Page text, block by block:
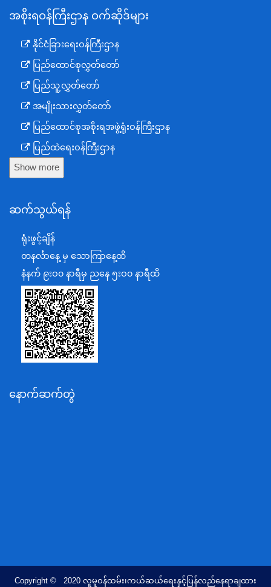
အစိုးရဝန်ကြီးဌာန ဝက်ဆိုဒ်များ
နိုင်ငံခြားရေးဝန်ကြီးဌာန
ပြည်ထောင်စုလွှတ်တော်
ပြည်သူ့လွှတ်တော်
အမျိုးသားလွှတ်တော်
ပြည်ထောင်စုအစိုးရအဖွဲ့ရုံးဝန်ကြီးဌာန
ပြည်ထဲရေးဝန်ကြီးဌာန
ကာကွယ်ရေးဝန်ကြီးဌာန
စီမံကိန်း၊ဘဏ္ဍာရေးနှင့်စက်မှုဝန်ကြီးဌာန
ရင်းနှီးမြှုပ်နှံမှုနှင့် နိုင်ငံခြားစီးပွားဆက်သွယ်ရေးဝန်ကြီးဌာန
အပြည်ပြည်ဆိုင်ရာပူးပေါင်းဆောင်ရွက်ရေးဝန်ကြီးဌာန
ပြန်ကြားရေးဝန်ကြီးဌာန
သာသနာရေးနှင့် ယဉ်ကျေးမှုဝန်ကြီးဌာန
စိုက်ပျိုးရေး၊မွေးမြူရေးနှင့်ဆည်မြောင်းဝန်ကြီးဌာန
ပို့ဆောင်ရေးနှင့်ဆက်သွယ်ရေးဝန်ကြီးဌာန
သယံဇာတနှင့်ပတ်ဝန်းကျင်ထိန်းသိမ်းရေးဝန်ကြီးဌာန
အလုပ်သမား၊လူဝင်မှုကြီးကြပ်ရေးနှင့်ပြည်သူ့အင်အား
တိုင်းရင်းသားလူမျိုးရေးရာဝန်ကြီးဌာန
Show more
ဆက်သွယ်ရန်
ရုံးဖွင့်ချိန်
တနင်္လာနေ့ မှ သောကြာနေ့ထိ
နံနက် ၉းဝ၀ နာရီမှ ညနေ ၅းဝ၀ နာရီထိ
နောက်ဆက်တွဲ
Copyright © 2020 လူမူဝန်ထမ်း၊ကယ်ဆယ်ရေးနှင့်ပြန်လည်နေရာချထား